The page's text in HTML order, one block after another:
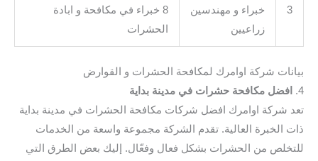
3
خبراء و مهندسين
زراعيين
8 خبراء في مكافحة و ابادة
الحشرات
بيانات شركة اوامرك لمكافحة الحشرات و القوارض
4.
افضل مكافحة حشرات في مدينة بداية
تعد شركة اوامرك افضل شركات مكافحة الحشرات في مدينة بداية
ذات الخبرة العالية. تقدم الشركة مجموعة واسعة من الخدمات
للتخلص من الحشرات بشكل فعال وفعّال. إليك بعض الطرق التي